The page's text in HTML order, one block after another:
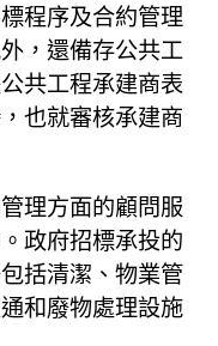
程序及合約管理
，還備存公共工
共工程承建商表
也就審核承建商
理方面的顧問服
政府招標承投的
括清潔、物業管
和廢物處理設施